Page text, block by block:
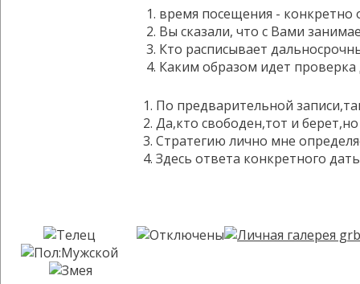
1. время посещения - конкретно
2. Вы сказали, что с Вами
3. Кто расписывает
4. Каким образом идет
1. По предварительной
2. Да,кто свободен,тот и
3. Стратегию лично мне
4. Здесь ответа конкретного